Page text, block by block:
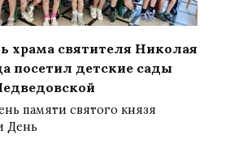
храма святителя Николая
посетил детские сады
памяти святого князя
День